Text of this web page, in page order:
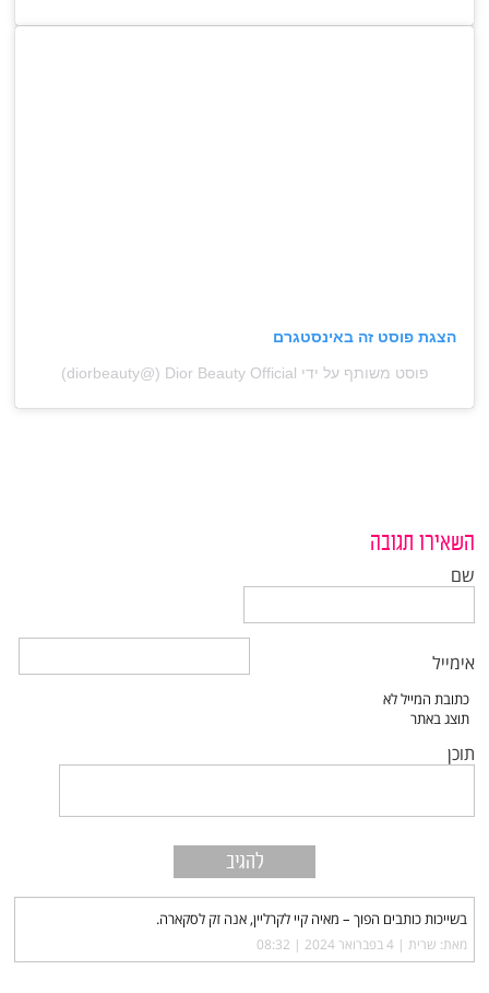
הצגת פוסט זה באינסטגרם
פוסט משותף על ידי ‏‎Dior Beauty Official‎‏ (@‏‎diorbeauty‎‏)
השאירו תגובה
שם
אימייל
תוכן
בשייכות כותבים הפוך – מאיה קיי לקרליין, אנה זק לסקארה.
מאת: שרית |‏4 בפברואר 2024 | 08:32